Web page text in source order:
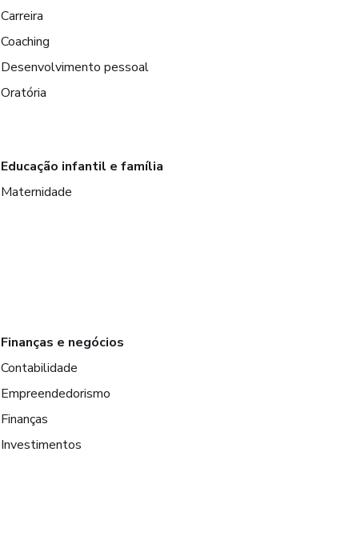
Carreira
Coaching
Desenvolvimento pessoal
Oratória
Educação infantil e família
Maternidade
Finanças e negócios
Contabilidade
Empreendedorismo
Finanças
Investimentos